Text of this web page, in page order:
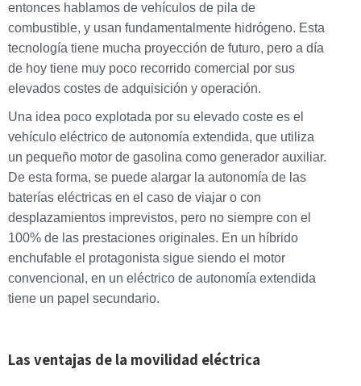
entonces hablamos de vehículos de pila de
combustible, y usan fundamentalmente hidrógeno. Esta
tecnología tiene mucha proyección de futuro, pero a día
de hoy tiene muy poco recorrido comercial por sus
elevados costes de adquisición y operación.
Una idea poco explotada por su elevado coste es el
vehículo eléctrico de autonomía extendida, que utiliza
un pequeño motor de gasolina como generador auxiliar.
De esta forma, se puede alargar la autonomía de las
baterías eléctricas en el caso de viajar o con
desplazamientos imprevistos, pero no siempre con el
100% de las prestaciones originales. En un híbrido
enchufable el protagonista sigue siendo el motor
convencional, en un eléctrico de autonomía extendida
tiene un papel secundario.
Las ventajas de la movilidad eléctrica